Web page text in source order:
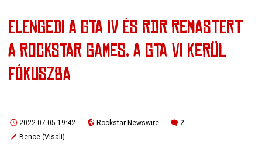
ELENGEDI A GTA IV ÉS RDR REMASTERT
A ROCKSTAR GAMES, A GTA VI KERÜL
FÓKUSZBA
2022.07.05 19:42 Rockstar Newswire
2
Bence (Visali)